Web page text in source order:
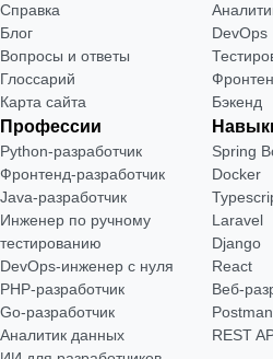
Справка
Блог
Вопросы и ответы
Глоссарий
Карта сайта
DevOps
Бэкенд
Профессии
Python-разработчик
Фронтенд-разработчик
Java-разработчик
Инженер по ручному
тестированию
DevOps-инженер с нуля
РНР-разработчик
Go-разработчик
Аналитик данных
Spring
Docker
Laravel
Django
React
Веб-
Postman
REST